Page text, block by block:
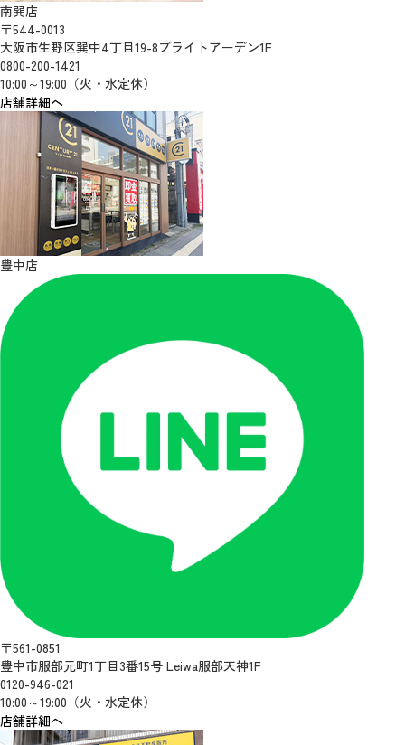
南巽店
〒544-0013
大阪市生野区巽中4丁目19-8ブライトアーデン1F
0800-200-1421
10:00～19:00（火・水定休）
店舗詳細へ
豊中店
〒561-0851
豊中市服部元町1丁目3番15号 Leiwa服部天神1F
0120-946-021
10:00～19:00（火・水定休）
店舗詳細へ